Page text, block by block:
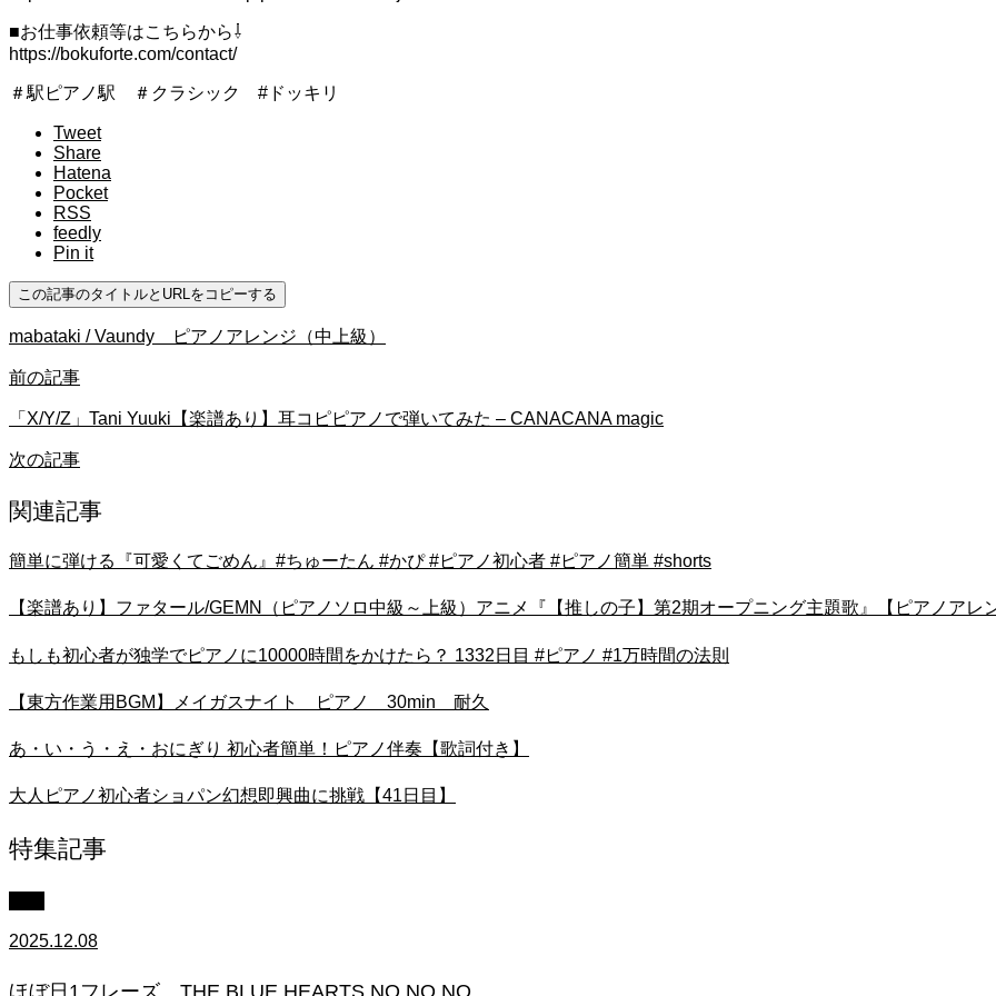
■お仕事依頼等はこちらから⇩
https://bokuforte.com/contact/
＃駅ピアノ駅 ＃クラシック #ドッキリ
Tweet
Share
Hatena
Pocket
RSS
feedly
Pin it
この記事のタイトルとURLをコピーする
mabataki / Vaundy ピアノアレンジ（中上級）
前の記事
「X/Y/Z」Tani Yuuki【楽譜あり】耳コピピアノで弾いてみた – CANACANA magic
次の記事
関連記事
簡単に弾ける『可愛くてごめん』#ちゅーたん #かぴ #ピアノ初心者 #ピアノ簡単 #shorts
【楽譜あり】ファタール/GEMN（ピアノソロ中級～上級）アニメ『【推しの子】第2期オープニング主題歌』【ピアノアレ
もしも初心者が独学でピアノに10000時間をかけたら？ 1332日目 #ピアノ #1万時間の法則
【東方作業用BGM】メイガスナイト ピアノ 30min 耐久
あ・い・う・え・おにぎり 初心者簡単！ピアノ伴奏【歌詞付き】
大人ピアノ初心者ショパン幻想即興曲に挑戦【41日目】
特集記事
2025.12.08